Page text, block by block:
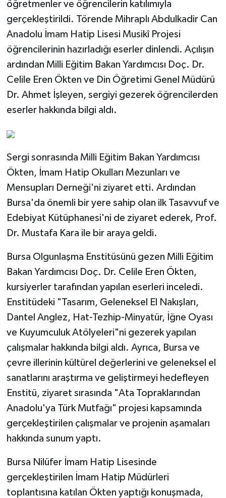
öğretmenler ve öğrencilerin katılımıyla
gerçekleştirildi. Törende Mihraplı Abdulkadir Can
Anadolu İmam Hatip Lisesi Musikî Projesi
öğrencilerinin hazırladığı eserler dinlendi. Açılışın
ardından Milli Eğitim Bakan Yardımcısı Doç. Dr.
Celile Eren Ökten ve Din Öğretimi Genel Müdürü
Dr. Ahmet İşleyen, sergiyi gezerek öğrencilerden
eserler hakkında bilgi aldı.
Sergi sonrasında Milli Eğitim Bakan Yardımcısı
Ökten, İmam Hatip Okulları Mezunları ve
Mensupları Derneği'ni ziyaret etti. Ardından
Bursa'da önemli bir yere sahip olan ilk Tasavvuf ve
Edebiyat Kütüphanesi'ni de ziyaret ederek, Prof.
Dr. Mustafa Kara ile bir araya geldi.
Bursa Olgunlaşma Enstitüsünü gezen Milli Eğitim
Bakan Yardımcısı Doç. Dr. Celile Eren Ökten,
kursiyerler tarafından yapılan eserleri inceledi.
Enstitüdeki "Tasarım, Geleneksel El Nakışları,
Dantel Anglez, Hat-Tezhip-Minyatür, İğne Oyası
ve Kuyumculuk Atölyeleri"ni gezerek yapılan
çalışmalar hakkında bilgi aldı. Ayrıca, Bursa ve
çevre illerinin kültürel değerlerini ve geleneksel el
sanatlarını araştırma ve geliştirmeyi hedefleyen
Enstitü, ziyaret sırasında "Ata Topraklarından
Anadolu'ya Türk Mutfağı" projesi kapsamında
gerçekleştirilen çalışmalar ve projenin aşamaları
hakkında sunum yaptı.
Bursa Nilüfer İmam Hatip Lisesinde
gerçekleştirilen İmam Hatip Müdürleri
toplantısına katılan Ökten yaptığı konuşmada,